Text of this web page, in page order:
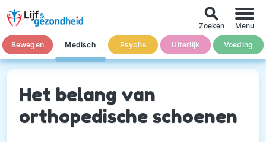
Bewegen Medisch Psyche Uiterlijk Voeding
search
Zoeken Menu
Het belang van
orthopedische schoenen